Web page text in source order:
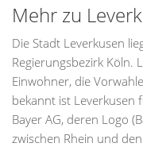
Mehr zu
Die Stadt Leverkusen
Regierungsbezirk Köln.
Einwohner, die
bekannt ist Leverkusen
Bayer AG, deren Logo
zwischen Rhein und